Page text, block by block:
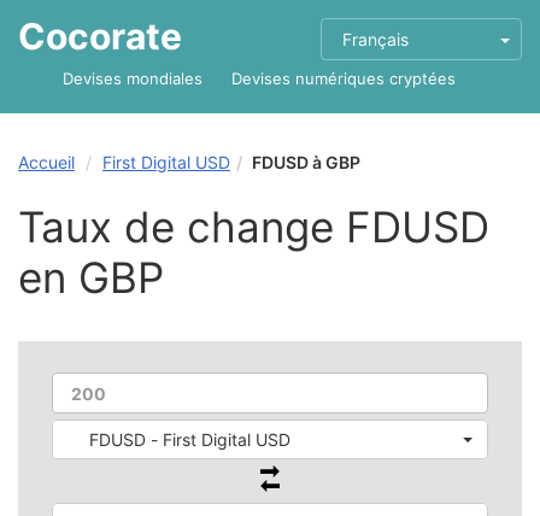
Cocorate Français
Devises mondiales Devises numériques cryptées
Accueil First Digital USD FDUSD à GBP
Taux de change FDUSD
en GBP
FDUSD - First Digital USD